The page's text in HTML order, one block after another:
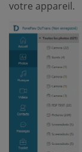
votre appareil.